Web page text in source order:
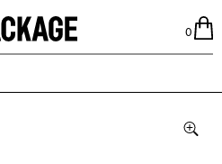
MACKAGE
0